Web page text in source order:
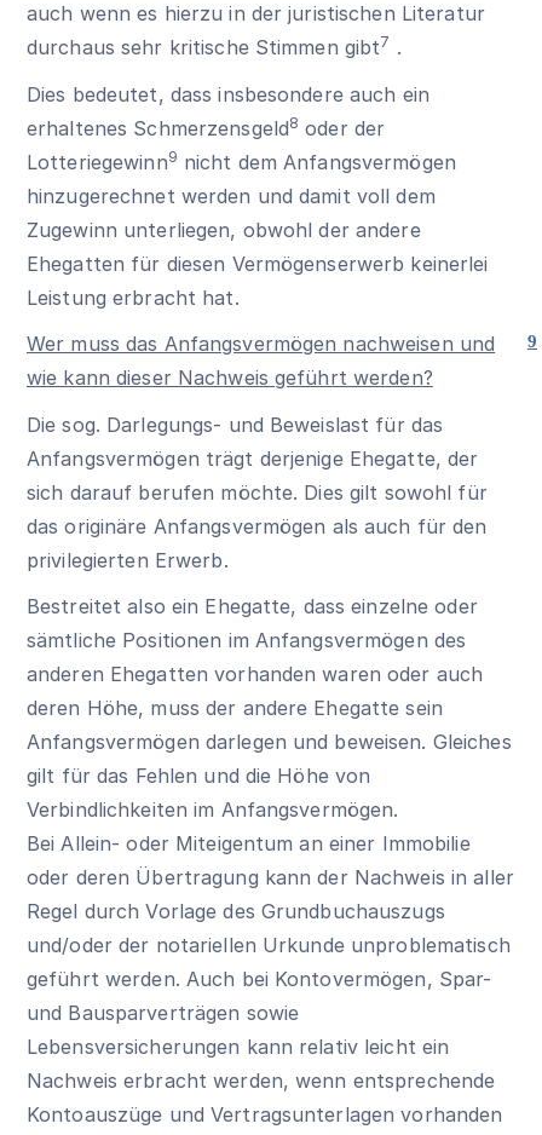
auch wenn es hierzu in der juristischen Literatur
durchaus sehr kritische Stimmen gibt7 .
Dies bedeutet, dass insbesondere auch ein
erhaltenes Schmerzensgeld8 oder der
Lotteriegewinn9 nicht dem Anfangsvermögen
hinzugerechnet werden und damit voll dem
Zugewinn unterliegen, obwohl der andere
Ehegatten für diesen Vermögenserwerb keinerlei
Leistung erbracht hat.
9
Wer muss das Anfangsvermögen nachweisen und
wie kann dieser Nachweis geführt werden?
Die sog. Darlegungs- und Beweislast für das
Anfangsvermögen trägt derjenige Ehegatte, der
sich darauf berufen möchte. Dies gilt sowohl für
das originäre Anfangsvermögen als auch für den
privilegierten Erwerb.
Bestreitet also ein Ehegatte, dass einzelne oder
sämtliche Positionen im Anfangsvermögen des
anderen Ehegatten vorhanden waren oder auch
deren Höhe, muss der andere Ehegatte sein
Anfangsvermögen darlegen und beweisen. Gleiches
gilt für das Fehlen und die Höhe von
Verbindlichkeiten im Anfangsvermögen.
Bei Allein- oder Miteigentum an einer Immobilie
oder deren Übertragung kann der Nachweis in aller
Regel durch Vorlage des Grundbuchauszugs
und/oder der notariellen Urkunde unproblematisch
geführt werden. Auch bei Kontovermögen, Spar-
und Bausparverträgen sowie
Lebensversicherungen kann relativ leicht ein
Nachweis erbracht werden, wenn entsprechende
Kontoauszüge und Vertragsunterlagen vorhanden